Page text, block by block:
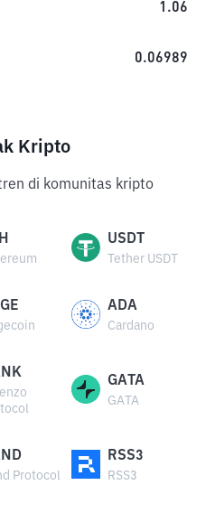
1.06
0.06989
Kripto
di komunitas kripto
USDT
Tether USDT
ADA
Cardano
GATA
GATA
Protocol
RSS3
RSS3